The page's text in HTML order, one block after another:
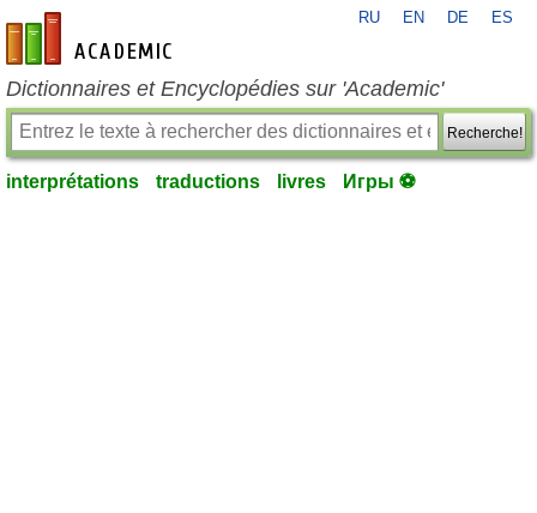
fr-academic.com
RU EN DE ES
Dictionnaires et Encyclopédies sur 'Academic'
Recherche!
interprétations traductions livres Игры ⚽